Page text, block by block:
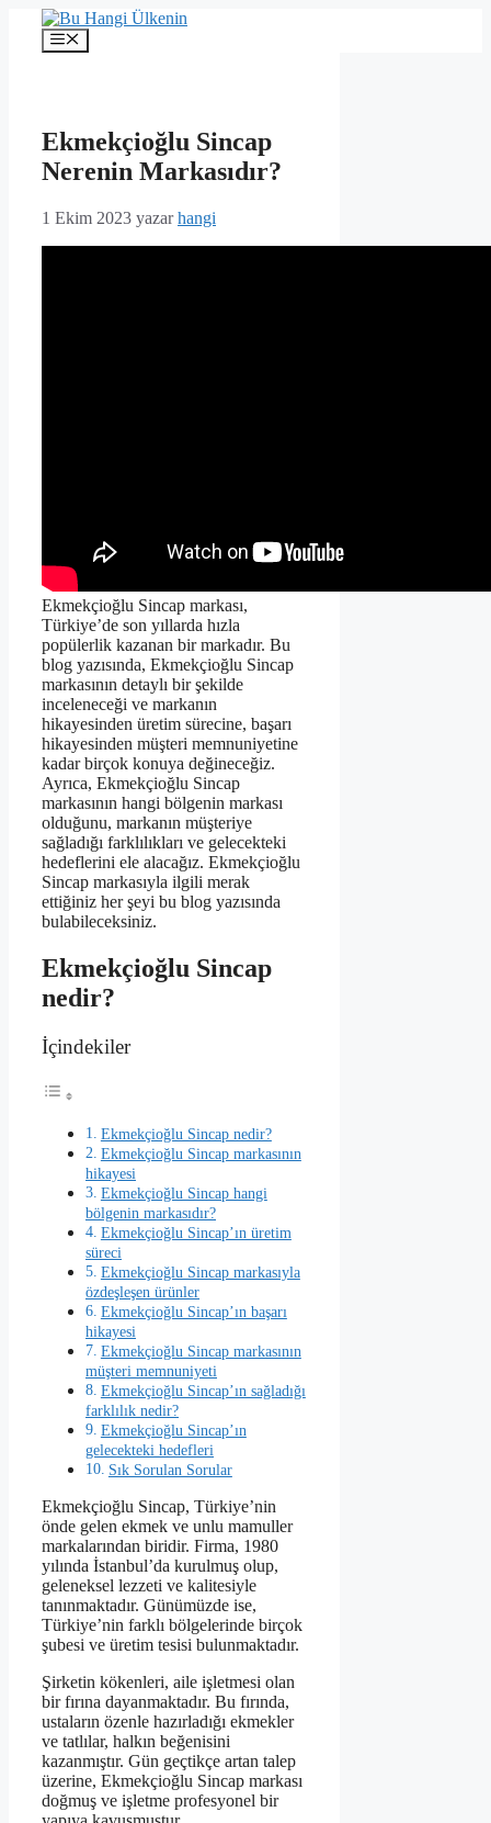
İçeriğe
Menü
Ekmekçioğlu Sincap
Nerenin Markasıdır?
1 Ekim 2023 yazarhangi
Ekmekçioğlu Sincap markası,
Türkiye’de son yıllarda hızla
popülerlik kazanan bir markadır. Bu
blog yazısında, Ekmekçioğlu Sincap
markasının detaylı bir şekilde
inceleneceği ve markanın
hikayesinden üretim sürecine, başarı
hikayesinden müşteri memnuniyetine
kadar birçok konuya değineceğiz.
Ayrıca, Ekmekçioğlu Sincap
markasının hangi bölgenin markası
olduğunu, markanın müşteriye
sağladığı farklılıkları ve gelecekteki
hedeflerini ele alacağız. Ekmekçioğlu
Sincap markasıyla ilgili merak
ettiğiniz her şeyi bu blog yazısında
bulabileceksiniz.
Ekmekçioğlu Sincap
nedir?
İçindekiler
Ekmekçioğlu Sincap nedir?
Ekmekçioğlu Sincap markasının
hikayesi
Ekmekçioğlu Sincap hangi
bölgenin markasıdır?
Ekmekçioğlu Sincap’ın üretim
süreci
Ekmekçioğlu Sincap markasıyla
özdeşleşen ürünler
Ekmekçioğlu Sincap’ın başarı
hikayesi
Ekmekçioğlu Sincap markasının
müşteri memnuniyeti
Ekmekçioğlu Sincap’ın sağladığı
farklılık nedir?
Ekmekçioğlu Sincap’ın
gelecekteki hedefleri
Sık Sorulan Sorular
Ekmekçioğlu Sincap, Türkiye’nin
önde gelen ekmek ve unlu mamuller
markalarından biridir. Firma, 1980
yılında İstanbul’da kurulmuş olup,
geleneksel lezzeti ve kalitesiyle
tanınmaktadır. Günümüzde ise,
Türkiye’nin farklı bölgelerinde birçok
şubesi ve üretim tesisi bulunmaktadır.
Şirketin kökenleri, aile işletmesi olan
bir fırına dayanmaktadır. Bu fırında,
ustaların özenle hazırladığı ekmekler
ve tatlılar, halkın beğenisini
kazanmıştır. Gün geçtikçe artan talep
üzerine, Ekmekçioğlu Sincap markası
doğmuş ve işletme profesyonel bir